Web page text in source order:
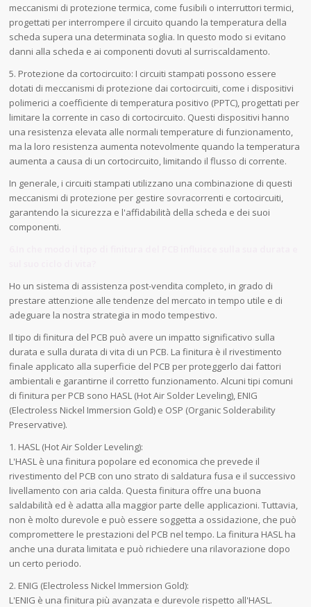
meccanismi di protezione termica, come fusibili o interruttori termici,
progettati per interrompere il circuito quando la temperatura della
scheda supera una determinata soglia. In questo modo si evitano
danni alla scheda e ai componenti dovuti al surriscaldamento.
5. Protezione da cortocircuito: I circuiti stampati possono essere
dotati di meccanismi di protezione dai cortocircuiti, come i dispositivi
polimerici a coefficiente di temperatura positivo (PPTC), progettati per
limitare la corrente in caso di cortocircuito. Questi dispositivi hanno
una resistenza elevata alle normali temperature di funzionamento,
ma la loro resistenza aumenta notevolmente quando la temperatura
aumenta a causa di un cortocircuito, limitando il flusso di corrente.
In generale, i circuiti stampati utilizzano una combinazione di questi
meccanismi di protezione per gestire sovracorrenti e cortocircuiti,
garantendo la sicurezza e l'affidabilità della scheda e dei suoi
componenti.
Ho un sistema di assistenza post-vendita completo, in grado di
prestare attenzione alle tendenze del mercato in tempo utile e di
adeguare la nostra strategia in modo tempestivo.
Il tipo di finitura del PCB può avere un impatto significativo sulla
durata e sulla durata di vita di un PCB. La finitura è il rivestimento
finale applicato alla superficie del PCB per proteggerlo dai fattori
ambientali e garantirne il corretto funzionamento. Alcuni tipi comuni
di finitura per PCB sono HASL (Hot Air Solder Leveling), ENIG
(Electroless Nickel Immersion Gold) e OSP (Organic Solderability
Preservative).
1. HASL (Hot Air Solder Leveling):
L'HASL è una finitura popolare ed economica che prevede il
rivestimento del PCB con uno strato di saldatura fusa e il successivo
livellamento con aria calda. Questa finitura offre una buona
saldabilità ed è adatta alla maggior parte delle applicazioni. Tuttavia,
non è molto durevole e può essere soggetta a ossidazione, che può
compromettere le prestazioni del PCB nel tempo. La finitura HASL ha
anche una durata limitata e può richiedere una rilavorazione dopo
un certo periodo.
2. ENIG (Electroless Nickel Immersion Gold):
L'ENIG è una finitura più avanzata e durevole rispetto all'HASL.